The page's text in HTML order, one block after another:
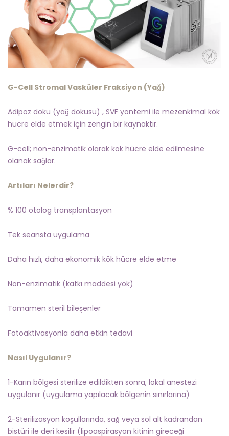
G-Cell Stromal Vasküler Fraksiyon (Yağ)
Adipoz doku (yağ dokusu) , SVF yöntemi ile mezenkimal kök
hücre elde etmek için zengin bir kaynaktır.
G-cell; non-enzimatik olarak kök hücre elde edilmesine
olanak sağlar.
Artıları Nelerdir?
% 100 otolog transplantasyon
Tek seansta uygulama
Daha hızlı, daha ekonomik kök hücre elde etme
Non-enzimatik (katkı maddesi yok)
Tamamen steril bileşenler
Fotoaktivasyonla daha etkin tedavi
Nasıl Uygulanır?
1-Karın bölgesi sterilize edildikten sonra, lokal anestezi
uygulanır (uygulama yapılacak bölgenin sınırlarına)
2-Sterilizasyon koşullarında, sağ veya sol alt kadrandan
bistüri ile deri kesilir (lipoaspirasyon kitinin gireceği